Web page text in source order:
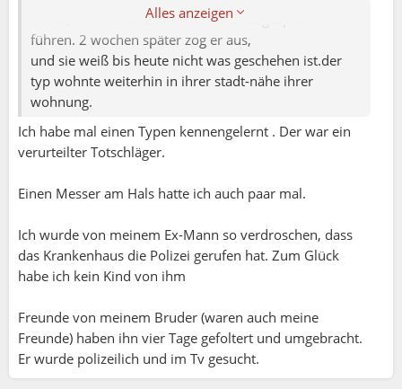
Alles anzeigen
nichts, und wollte auch kein weiteres gespräch
führen. 2 wochen später zog er aus,
und sie weiß bis heute nicht was geschehen ist.der
typ wohnte weiterhin in ihrer stadt-nähe ihrer
wohnung.
Ich habe mal einen Typen kennengelernt . Der war ein
verurteilter Totschläger.
Einen Messer am Hals hatte ich auch paar mal.
Ich wurde von meinem Ex-Mann so verdroschen, dass
das Krankenhaus die Polizei gerufen hat. Zum Glück
habe ich kein Kind von ihm
Freunde von meinem Bruder (waren auch meine
Freunde) haben ihn vier Tage gefoltert und umgebracht.
Er wurde polizeilich und im Tv gesucht.